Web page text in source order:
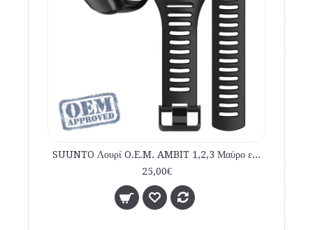
SUUNTO Λουρί O.E.M. AMBIT 1,2,3 Μαύρο εμπορίου
25,00€